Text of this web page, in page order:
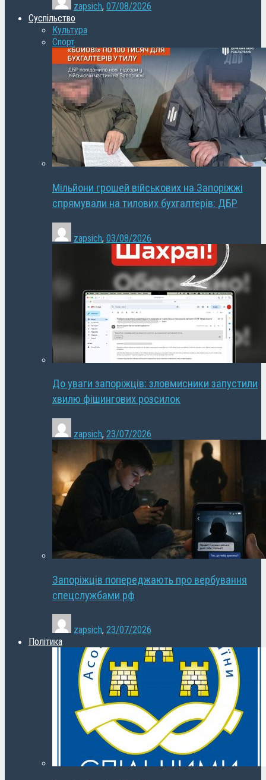
zapsich, 07/08/2026
Суспільство
Культура
Спорт
Мільйони грошей військових на Запоріжжі
спрямували на тилових бухгалтерів: ДБР
zapsich, 03/08/2026
До уваги запоріжців: зловмисники запустили
хвилю фішингових розсилок
zapsich, 23/07/2026
Запоріжців попереджають про вербування
спецслужбами рф
zapsich, 23/07/2026
Політика